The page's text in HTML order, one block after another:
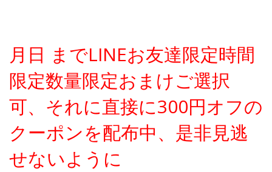
月日 までLINEお友達限定時間
限定数量限定おまけご選択
可、それに直接に300円オフの
クーポンを配布中、是非見逃
せないように